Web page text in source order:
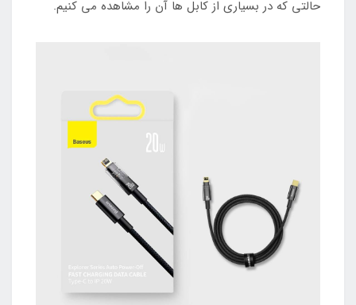
حالتی که در بسیاری از کابل ها آن را مشاهده می کنیم.